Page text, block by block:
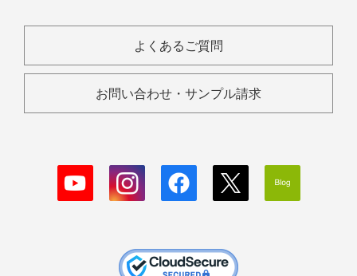
よくあるご質問
お問い合わせ・サンプル請求